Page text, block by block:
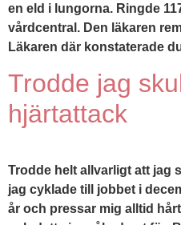
en eld i lungorna. Ringde
vårdcentral. Den läkaren
Läkaren där konstaterade
Trodde jag
hjärtattack
Trodde helt allvarligt att jag
jag cyklade till jobbet i
år och pressar mig alltid